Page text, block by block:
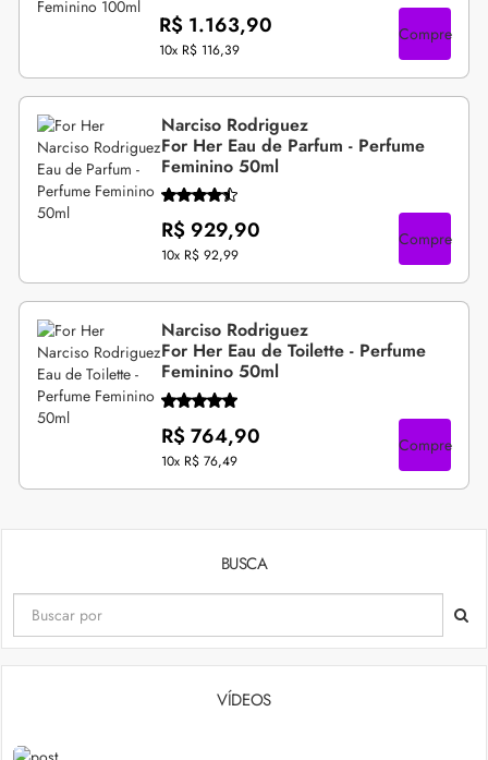
R$ 1.163,90
10x R$ 116,39
Compre
Narciso Rodriguez
For Her Eau de Parfum - Perfume
Feminino 50ml
R$ 929,90
10x R$ 92,99
Compre
Narciso Rodriguez
For Her Eau de Toilette - Perfume
Feminino 50ml
R$ 764,90
10x R$ 76,49
Compre
BUSCA
VÍDEOS